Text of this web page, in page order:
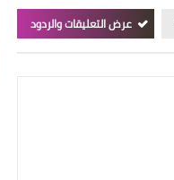
عرض التعليقات والردود